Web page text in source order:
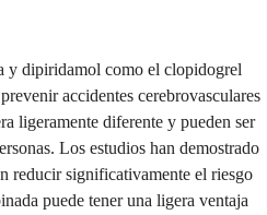
y dipiridamol como el clopidogrel
accidentes cerebrovasculares
ligeramente diferente y pueden ser
Los estudios han demostrado
reducir significativamente el riesgo
puede tener una ligera ventaja